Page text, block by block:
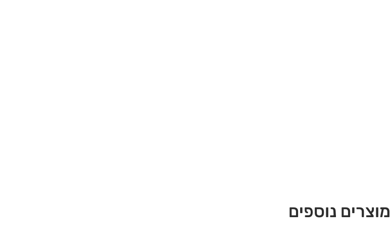
מוצרים נוספים